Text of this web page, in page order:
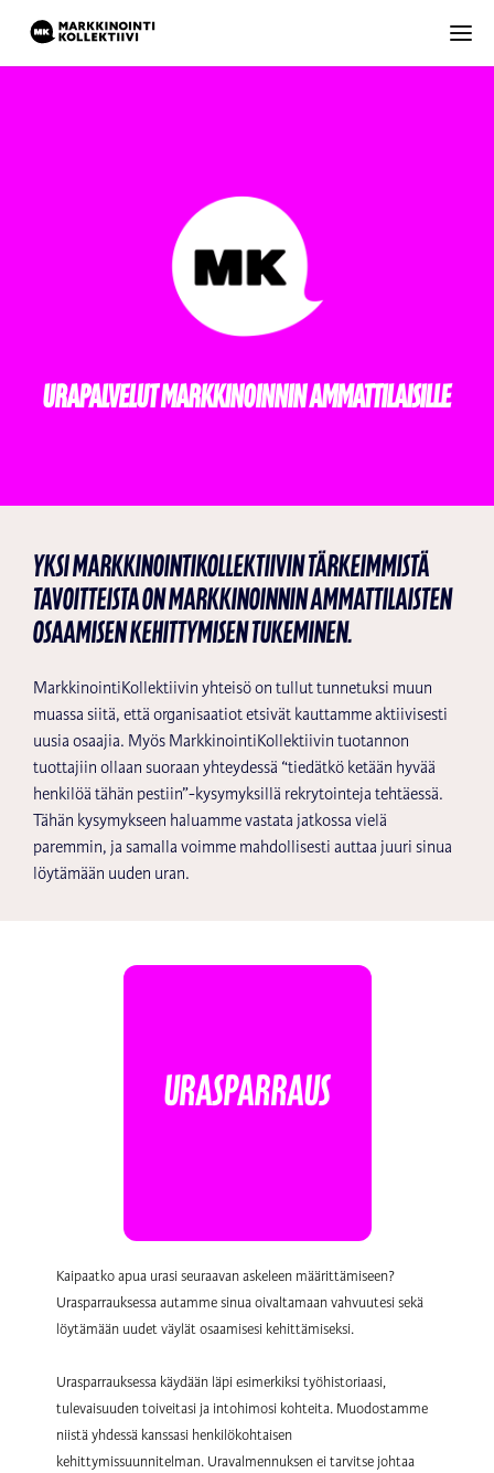
URAPALVELUT MARKKINOINNIN AMMATTILAISILLE
Yksi MarkkinointiKOllektiivin tärkeimmistä
tavoitteista on markkinoinnin ammattilaisten
osaamisen kehittymisen tukeminen.
MarkkinointiKollektiivin yhteisö on tullut tunnetuksi muun
muassa siitä, että organisaatiot etsivät kauttamme aktiivisesti
uusia osaajia. Myös MarkkinointiKollektiivin tuotannon
tuottajiin ollaan suoraan yhteydessä “tiedätkö ketään hyvää
henkilöä tähän pestiin”-kysymyksillä rekrytointeja tehtäessä.
Tähän kysymykseen haluamme vastata jatkossa vielä
paremmin, ja samalla voimme mahdollisesti auttaa juuri sinua
löytämään uuden uran.
URASPARRAUS
Kaipaatko apua urasi seuraavan askeleen määrittämiseen?
Urasparrauksessa autamme sinua oivaltamaan vahvuutesi sekä
löytämään uudet väylät osaamisesi kehittämiseksi.
Urasparrauksessa käydään läpi esimerkiksi työhistoriaasi,
tulevaisuuden toiveitasi ja intohimosi kohteita. Muodostamme
niistä yhdessä kanssasi henkilökohtaisen
kehittymissuunnitelman. Uravalmennuksen ei tarvitse johtaa